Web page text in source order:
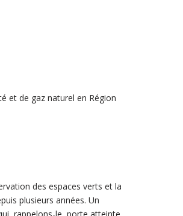
et de gaz naturel en Région
des espaces verts et la
plusieurs années. Un